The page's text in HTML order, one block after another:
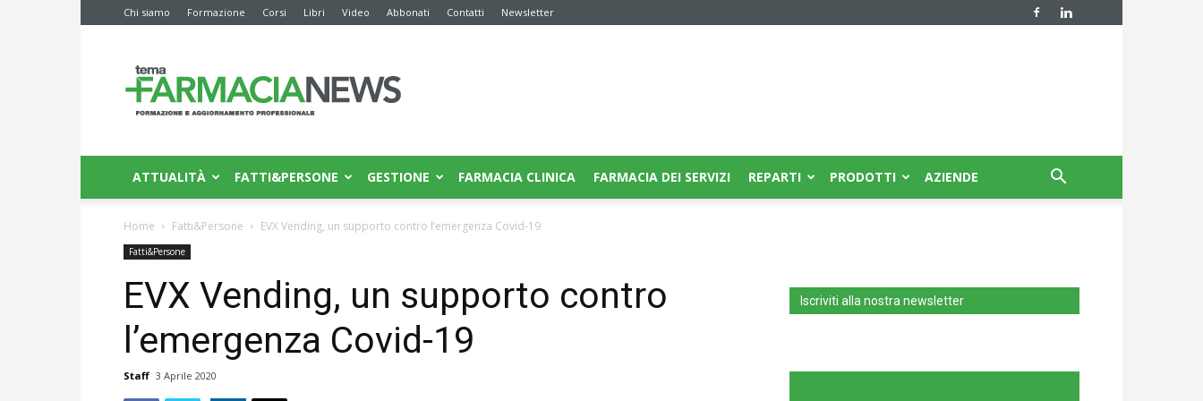
Chi siamo Formazione Corsi Libri Video Abbonati Contatti Newsletter
News
ATTUALITÀ FATTI&PERSONE GESTIONE FARMACIA CLINICA FARMACIA DEI SERVIZI REPARTI PRODOTTI AZIENDE
Home Fatti&Persone EVX Vending, un supporto contro l’emergenza Covid-19
Fatti&Persone
EVX Vending, un supporto contro
l’emergenza Covid-19
Staff 3 Aprile 2020
Iscriviti alla nostra newsletter